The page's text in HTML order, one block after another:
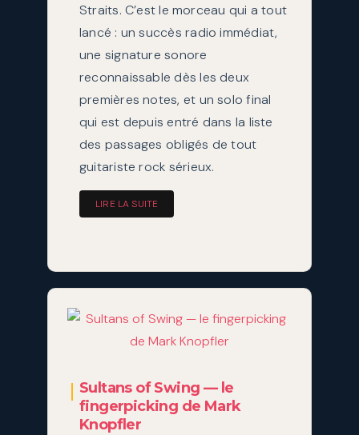
Straits. C’est le morceau qui a tout
lancé : un succès radio immédiat,
une signature sonore
reconnaissable dès les deux
premières notes, et un solo final
qui est depuis entré dans la liste
des passages obligés de tout
guitariste rock sérieux.
LIRE LA SUITE
Sultans of Swing — le
fingerpicking de Mark
Knopfler